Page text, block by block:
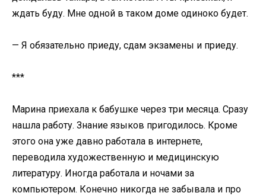
ждать буду. Мне одной в таком доме одиноко будет.
— Я обязательно приеду, сдам экзамены и приеду.
***
Марина приехала к бабушке через три месяца. Сразу
нашла работу. Знание языков пригодилось. Кроме
этого она уже давно работала в интернете,
переводила художественную и медицинскую
литературу. Иногда работала и ночами за
компьютером. Конечно никогда не забывала и про